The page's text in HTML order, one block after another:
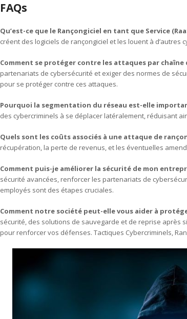
FAQs
Qu’est-ce que le Rançongiciel en tant que Service
créent des logiciels de rançongiciel et les louent à d’autres
Comment se protéger contre les attaques par chaîne
partenariats de cybersécurité et exiger des normes de
pour se protéger contre ces attaques.
Pourquoi la segmentation du réseau est-elle
des cybercriminels à se déplacer latéralement, réduisant
Quels sont les coûts associés à une attaque de
récupération, la perte de revenus, et les éventuelles
Comment puis-je améliorer la sécurité de mon
sécurité avancées, renforcer les partenariats de
employés sont des étapes cruciales.
Comment notre société peut-elle vous aider à
sécurité, des solutions de sauvegarde et de reprise après
pour renforcer vos défenses. Tactiques Cybercriminels,